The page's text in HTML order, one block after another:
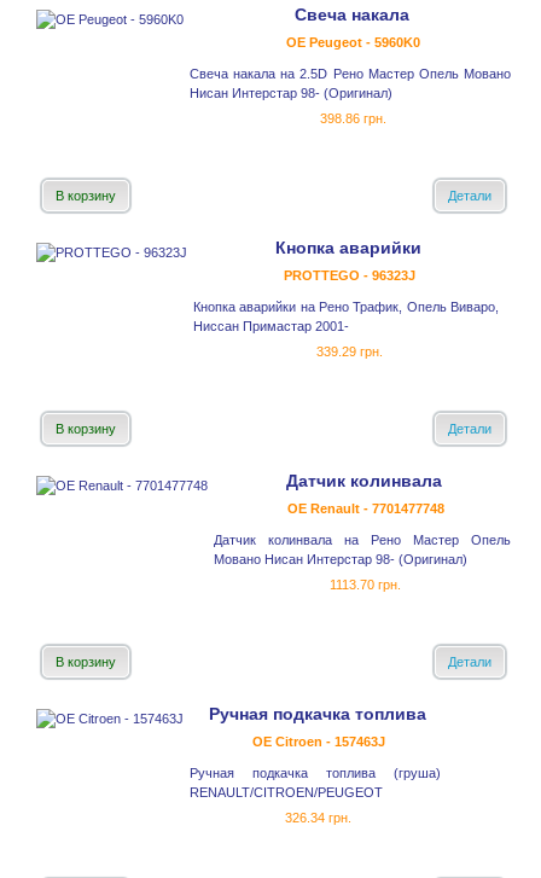
Свеча накала
OE Peugeot - 5960K0
Свеча накала на 2.5D Рено Мастер Опель Мовано
Нисан Интерстар 98- (Оригинал)
398.86 грн.
В корзину Детали
Кнопка аварийки
PROTTEGO - 96323J
Кнопка аварийки на Рено Трафик, Опель Виваро,
Ниссан Примастар 2001-
339.29 грн.
В корзину Детали
Датчик колинвала
OE Renault - 7701477748
Датчик колинвала на Рено Мастер Опель
Мовано Нисан Интерстар 98- (Оригинал)
1113.70 грн.
В корзину Детали
Ручная подкачка топлива
OE Citroen - 157463J
Ручная подкачка топлива (груша)
RENAULT/CITROEN/PEUGEOT
326.34 грн.